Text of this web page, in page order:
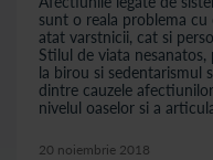
sunt o reala problema
atat varstnicii, cat si
Stilul de viata nesanatos,
la birou si sedentarismul
dintre cauzele
nivelul oaselor si a
20 noiembrie 2018